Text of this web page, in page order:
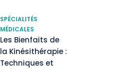
SPÉCIALITÉS
MÉDICALES
Les Bienfaits de
la Kinésithérapie :
Techniques et